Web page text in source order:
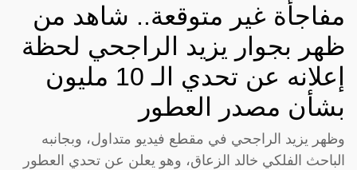
مفاجأة غير متوقعة.. شاهد من
ظهر بجوار يزيد الراجحي لحظة
إعلانه عن تحدي الـ 10 مليون
بشأن مصدر العطور
وظهر يزيد الراجحي في مقطع فيديو متداول، وبجانبه
الباحث الفلكي خالد الزعاق، وهو يعلن عن تحدي العطور